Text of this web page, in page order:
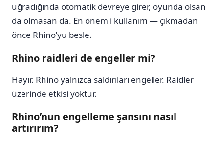
uğradığında otomatik devreye girer, oyunda olsan
da olmasan da. En önemli kullanım — çıkmadan
önce Rhino’yu besle.
Rhino raidleri de engeller mi?
Hayır. Rhino yalnızca saldırıları engeller. Raidler
üzerinde etkisi yoktur.
Rhino’nun engelleme şansını nasıl
artırırım?